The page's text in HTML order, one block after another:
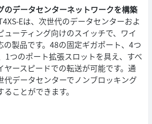
のデータセンターネットワークを構築
Eは、次世代のデータセンターおよ
ューティング向けのスイッチで、ワイ
の製品です。48の固定ギガポート、4つ
1つのポート拡張スロットを具え、すべ
ヤースピードでの転送が可能です。通
代データセンターでノンブロッキング
ことができます。